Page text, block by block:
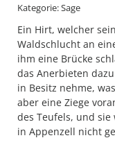
Kategorie: Sage
Ein Hirt, welcher
Waldschlucht an
ihm eine Brücke
das Anerbieten
in Besitz nehme,
aber eine Ziege
des Teufels, und
in Appenzell nicht